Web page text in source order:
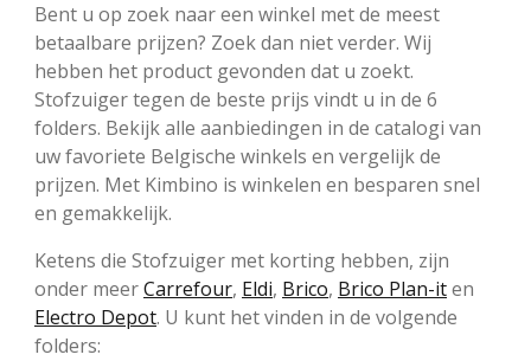
Bent u op zoek naar een winkel met de meest
betaalbare prijzen? Zoek dan niet verder. Wij
hebben het product gevonden dat u zoekt.
Stofzuiger tegen de beste prijs vindt u in de 6
folders. Bekijk alle aanbiedingen in de catalogi van
uw favoriete Belgische winkels en vergelijk de
prijzen. Met Kimbino is winkelen en besparen snel
en gemakkelijk.
Ketens die Stofzuiger met korting hebben, zijn
onder meerCarrefour, Eldi, Brico, Brico Plan-iten
Electro Depot. U kunt het vinden in de volgende
folders: